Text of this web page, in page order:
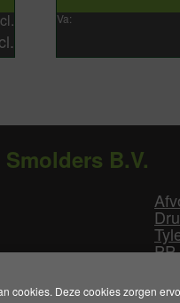
cookies. Deze cookies zorgen
Va:
B.V.
PP